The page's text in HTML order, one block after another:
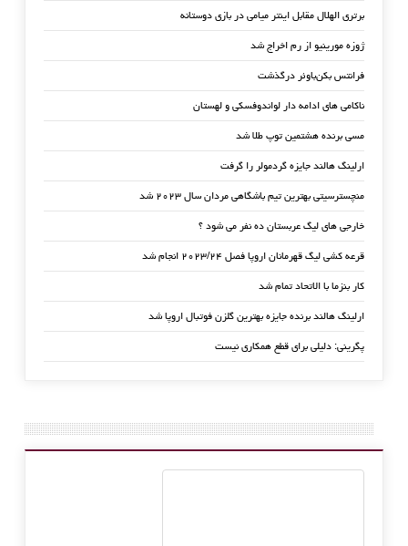
برتری الهلال مقابل اینتر میامی در بازی دوستانه
ژوزه مورینیو از رم اخراج شد
فرانتس بکن‌باوئر درگذشت
ناکامی های ادامه دار لواندوفسکی و لهستان
مسی برنده هشتمین توپ طلا شد
ارلینگ هالند جایزه گردمولر را گرفت
منچسترسیتی بهترین تیم باشگاهی مردان سال ۲۰۲۳ شد
خارجی های لیگ عربستان ده نفر می شود ؟
قرعه کشی لیگ قهرمانان اروپا فصل ۲۰۲۳/۲۴ انجام شد
کار بنزما با الاتحاد تمام شد
ارلینگ هالند برنده جایزه بهترین گلزن فوتبال اروپا شد
پگرینی: دلیلی برای قطع همکاری نیست